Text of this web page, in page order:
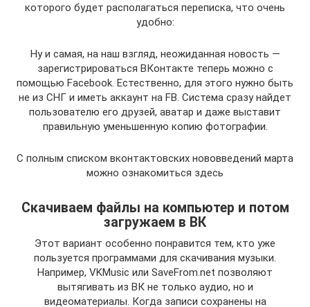
которого будет располагаться переписка, что очень
удобно:
Ну и самая, на наш взгляд, неожиданная новость —
зарегистрироваться ВКонтакте теперь можно с
помощью Facebook. Естественно, для этого нужно быть
не из СНГ и иметь аккаунт на FB. Система сразу найдет
пользователю его друзей, аватар и даже выставит
правильную уменьшенную копию фотографии.
С полным списком вконтактовских нововведений марта
можно ознакомиться здесь
Скачиваем файлы на компьютер и потом
загружаем в ВК
Этот вариант особенно понравится тем, кто уже
пользуется программами для скачивания музыки.
Например, VKMusic или SaveFrom.net позволяют
вытягивать из ВК не только аудио, но и
видеоматериалы. Когда записи сохранены на